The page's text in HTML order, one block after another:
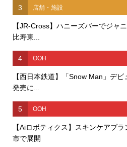
3 店舗・施設
【JR-Cross】ハニーズバーでジャ
比寿東...
4 OOH
【西日本鉄道】「Snow Man」デ
発売に...
5 OOH
【Aiロボティクス】スキンケアブ
市で展開